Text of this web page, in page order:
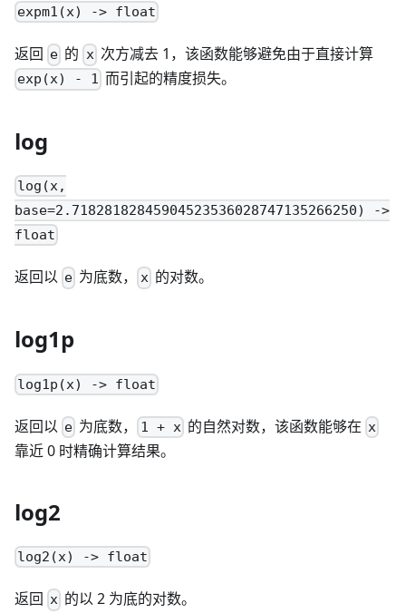
expm1(x) -> float
返回 e 的 x次方减去 1，该函数能够避免由于直接计算
exp(x) - 1 而引起的精度损失。
log
log(x,
base=2.71828182845904523536028747135266250) ->
float
返回以 e 为底数， x的对数。
log1p
log1p(x) -> float
返回以 e 为底数， 1 + x的自然对数，该函数能够在 x
靠近 0 时精确计算结果。
log2
log2(x) -> float
返回 x 的以 2 为底的对数。